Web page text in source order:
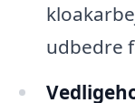
udbedre